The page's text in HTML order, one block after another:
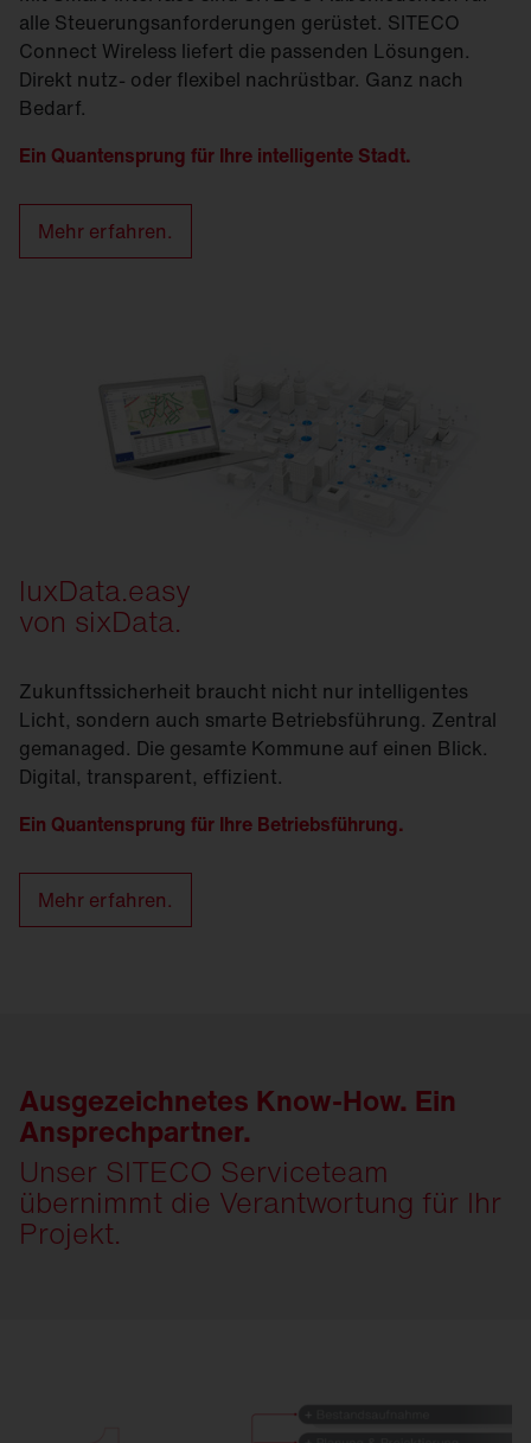
alle Steuerungsanforderungen gerüstet. SITECO
Connect Wireless liefert die passenden Lösungen.
Direkt nutz- oder flexibel nachrüstbar. Ganz nach
Bedarf.
Ein Quantensprung für Ihre intelligente Stadt.
Mehr erfahren.
luxData.easy
von sixData.
Zukunftssicherheit braucht nicht nur intelligentes
Licht, sondern auch smarte Betriebsführung. Zentral
gemanaged. Die gesamte Kommune auf einen Blick.
Digital, transparent, effizient.
Ein Quantensprung für Ihre Betriebsführung.
Mehr erfahren.
Ausgezeichnetes Know-How. Ein
Ansprechpartner.
Unser SITECO Serviceteam
übernimmt die Verantwortung für Ihr
Projekt.